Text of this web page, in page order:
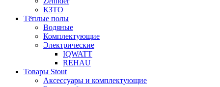
КЗТО
Тёплые полы
Водяные
Комплектующие
Электрические
IQWATT
REHAU
Товары Stout
Аксессуары и комплектующие